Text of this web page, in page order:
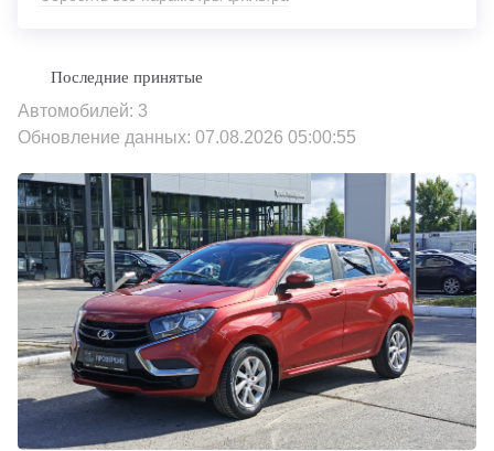
Автомобилей: 3
Обновление данных: 07.08.2026 05:00:55